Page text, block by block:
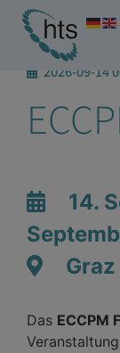
2026-09-14
14.
Graz
Das ECCPM